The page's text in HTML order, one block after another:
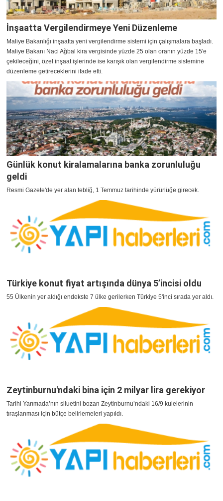
İnşaatta Vergilendirmeye Yeni Düzenleme
Maliye Bakanlığı inşaatta yeni vergilendirme sistemi için çalışmalara başladı.
Maliye Bakanı Naci Ağbal kira vergisinde yüzde 25 olan oranın yüzde 15'e
çekileceğini, özel inşaat işlerinde ise karışık olan vergilendirme sistemine
düzenleme getireceklerini ifade etti.
Günlük konut kiralamalarına banka zorunluluğu
geldi
Resmi Gazete'de yer alan tebliğ, 1 Temmuz tarihinde yürürlüğe girecek.
Türkiye konut fiyat artışında dünya 5’incisi oldu
55 Ülkenin yer aldığı endekste 7 ülke gerilerken Türkiye 5'inci sırada yer aldı.
Zeytinburnu'ndaki bina için 2 milyar lira gerekiyor
Tarihi Yarımada’nın siluetini bozan Zeytinburnu’ndaki 16/9 kulelerinin
tıraşlanması için bütçe belirlemeleri yapıldı.